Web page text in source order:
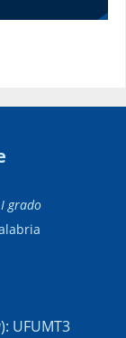
grado
): UFUMT3